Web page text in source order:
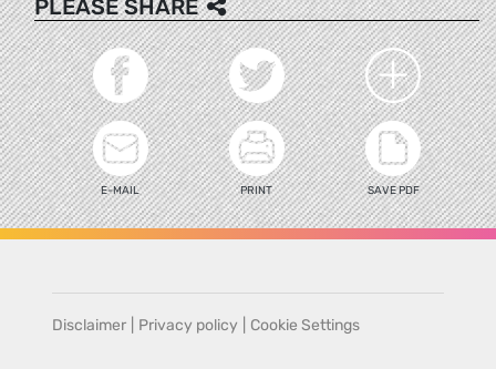
PLEASE SHARE
E-MAIL PRINT SAVE PDF
Disclaimer Privacy policy Cookie Settings